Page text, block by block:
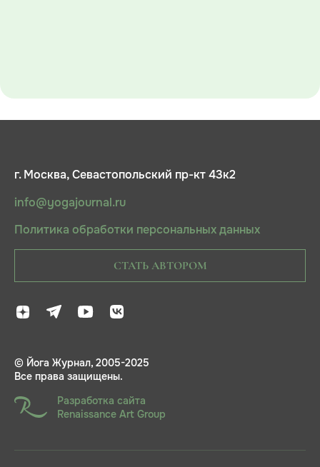
г. Москва, Севастопольский пр-кт 43к2
info@yogajournal.ru
Политика обработки персональных данных
СТАТЬ АВТОРОМ
© Йога Журнал, 2005-2025
Все права защищены.
Разработка сайта
Renaissance Art Group